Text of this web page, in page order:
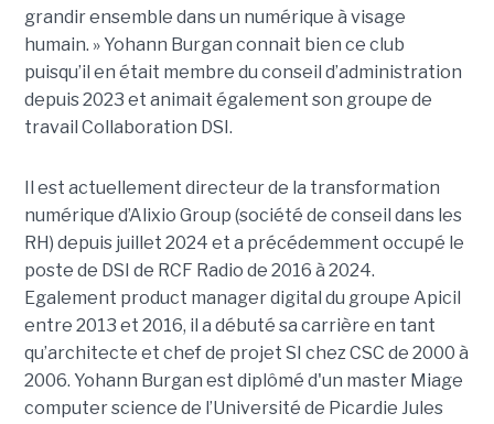
grandir ensemble dans un numérique à visage
humain. »Yohann Burgan connait bien ce club
puisqu’il en était membre du conseil d’administration
depuis 2023 et animait également son groupe de
travail Collaboration DSI.
Il est actuellement directeur de la transformation
numérique d’Alixio Group (société de conseil dans les
RH) depuis juillet 2024 et a précédemment occupé le
poste de DSI de RCF Radio de 2016 à 2024.
Egalement product manager digital du groupe Apicil
entre 2013 et 2016, il a débuté sa carrière en tant
qu’architecte et chef de projet SI chez CSC de 2000 à
2006. Yohann Burgan est diplômé d'un master Miage
computer science de l’Université de Picardie Jules